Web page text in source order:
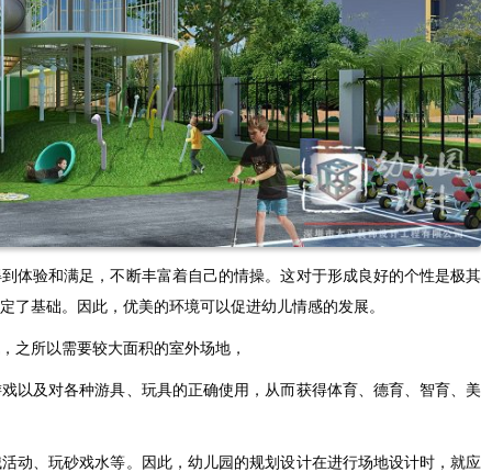
体验和满足，不断丰富着自己的情操。这对于形成良好的个性是极其
了基础。因此，优美的环境可以促进幼儿情感的发展。
之所以需要较大面积的室外场地，
以及对各种游具、玩具的正确使用，从而获得体育、德育、智育、美
动、玩砂戏水等。因此，幼儿园的规划设计在进行场地设计时，就应